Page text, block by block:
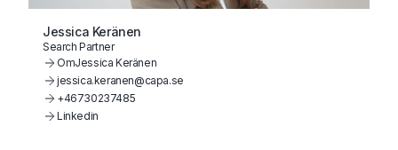
Jessica Keränen
Search Partner
OmJessica Keränen
jessica.keranen@capa.se
+46730237485
Linkedin